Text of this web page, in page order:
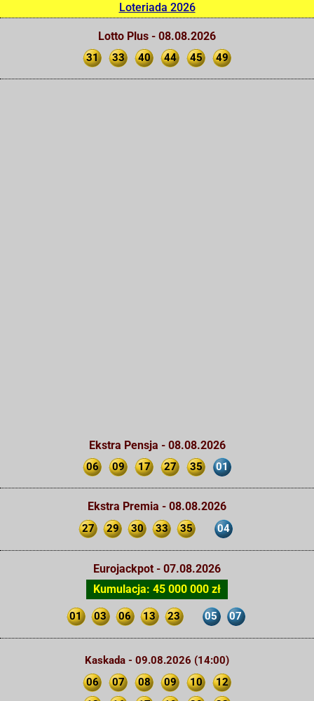
Loteriada 2026
Lotto Plus - 08.08.2026
31 33 40 44 45 49
Ekstra Pensja - 08.08.2026
06 09 17 27 35 01
Ekstra Premia - 08.08.2026
27 29 30 33 35 04
Eurojackpot - 07.08.2026
Kumulacja: 45 000 000 zł
01 03 06 13 23 05 07
Kaskada - 09.08.2026 (14:00)
06
07 08 09 10
12